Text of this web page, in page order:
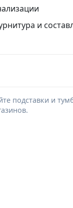
и
подставки и